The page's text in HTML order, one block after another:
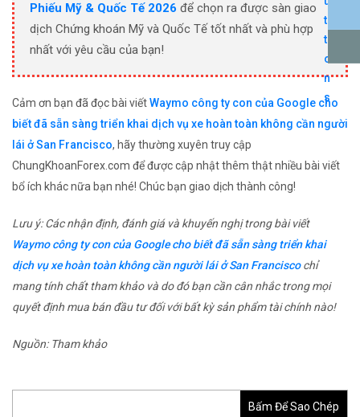
Phiếu Mỹ & Quốc Tế 2026 để chọn ra được sàn giao
dịch Chứng khoán Mỹ và Quốc Tế tốt nhất và phù hợp
nhất với yêu cầu của bạn!
Cảm ơn bạn đã đọc bài viếtWaymo công ty con của Google cho
biết đã sẵn sàng triển khai dịch vụ xe hoàn toàn không cần người
lái ở San Francisco, hãy thường xuyên truy cập
ChungKhoanForex.com để được cập nhật thêm thật nhiều bài viết
bổ ích khác nữa bạn nhé! Chúc bạn giao dịch thành công!
Lưu ý: Các nhận định, đánh giá và khuyến nghị trong bài viết
Waymo công ty con của Google cho biết đã sẵn sàng triển khai
dịch vụ xe hoàn toàn không cần người lái ở San Franciscochỉ
mang tính chất tham khảo và do đó bạn cần cân nhắc trong mọi
quyết định mua bán đầu tư đối với bất kỳ sản phẩm tài chính nào!
Nguồn: Tham khảo
Bấm Để Sao Chép